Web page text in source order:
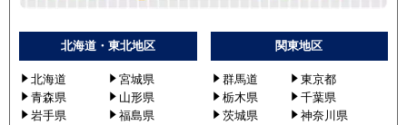
北海道・東北地区
北海道
宮城県
青森県
山形県
岩手県
福島県
関東地区
群馬道
東京都
栃木県
千葉県
茨城県
神奈川県